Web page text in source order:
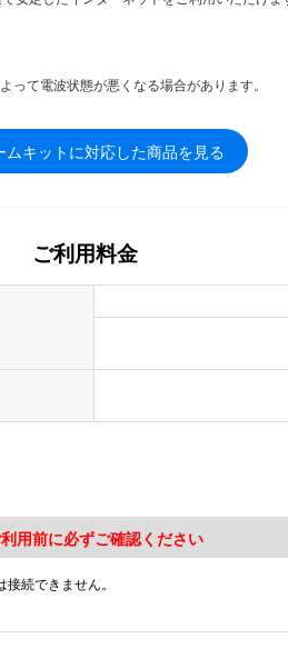
て電波状態が悪くなる場合があります。
ムキットに対応した商品を見る
ご利用料金
用前に必ずご確認ください
続できません。